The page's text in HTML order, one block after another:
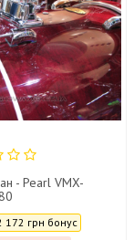
- Pearl VMX-
172 грн бонус